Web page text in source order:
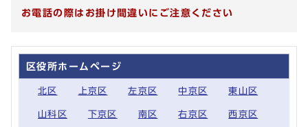
お電話の際はお掛け間違いにご注意ください
区役所ホームページ
北区 上京区 左京区 中京区 東山区
山科区 下京区 南区 右京区 西京区